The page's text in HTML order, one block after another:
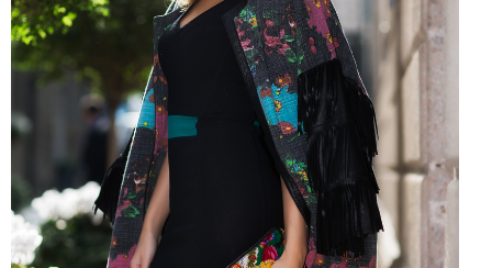
TRAVEL
PARTIES
CELEB
VIDEO
PRESS